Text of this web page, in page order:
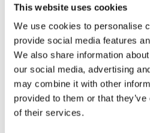
This website uses cookies
We use cookies to personalise
provide social media features
We also share information
our social media, advertising
may combine it with other
provided to them or that
of their services.
st
Lagerstatus 9 st i lager Artikelnr
Mr Plant
Fri frakt över 995kr
Snabba leveranser
Enkel betalning med Klarna